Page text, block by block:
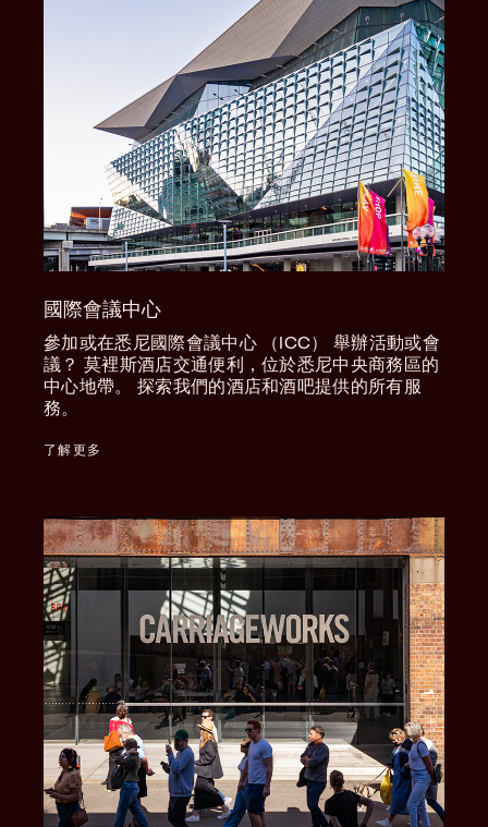
國際會議中心
參加或在悉尼國際會議中心 （ICC） 舉辦活動或會
議？ 莫裡斯酒店交通便利，位於悉尼中央商務區的
中心地帶。 探索我們的酒店和酒吧提供的所有服
務。
了解更多